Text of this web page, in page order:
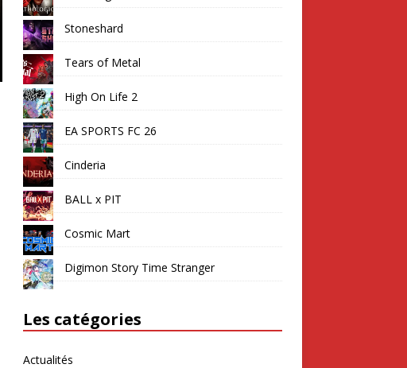
Stoneshard
Tears of Metal
High On Life 2
EA SPORTS FC 26
Cinderia
BALL x PIT
Cosmic Mart
Digimon Story Time Stranger
Les catégories
Actualités